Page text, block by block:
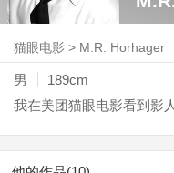
猫眼电影 > M.R. Horhager
男
189cm
我在美团猫眼电影看到影